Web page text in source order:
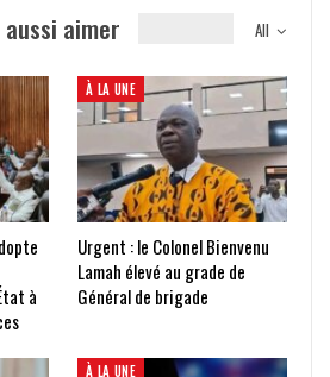
All
aimer
à
À LA UNE
Urgent : le Colonel Bienvenu
Lamah élevé au grade de
Général de brigade
À LA UNE